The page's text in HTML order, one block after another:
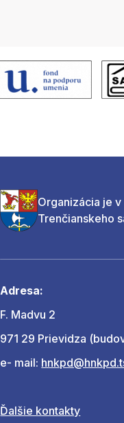
Organizácia je
Trenčianskeho
Adresa:
F. Madvu 2
971 29 Prievidza
e- mail:
Ďalšie kontakty